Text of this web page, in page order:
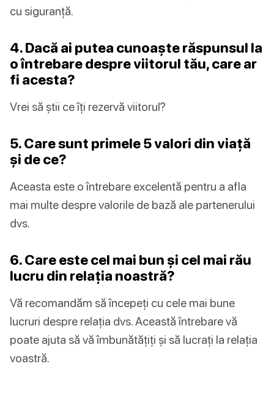
cu siguranță.
4. Dacă ai putea cunoaște răspunsul la
o întrebare despre viitorul tău, care ar
fi acesta?
Vrei să știi ce îți rezervă viitorul?
5. Care sunt primele 5 valori din viață
și de ce?
Aceasta este o întrebare excelentă pentru a afla
mai multe despre valorile de bază ale partenerului
dvs.
6. Care este cel mai bun și cel mai rău
lucru din relația noastră?
Vă recomandăm să începeți cu cele mai bune
lucruri despre relația dvs. Această întrebare vă
poate ajuta să vă îmbunătățiți și să lucrați la relația
voastră.